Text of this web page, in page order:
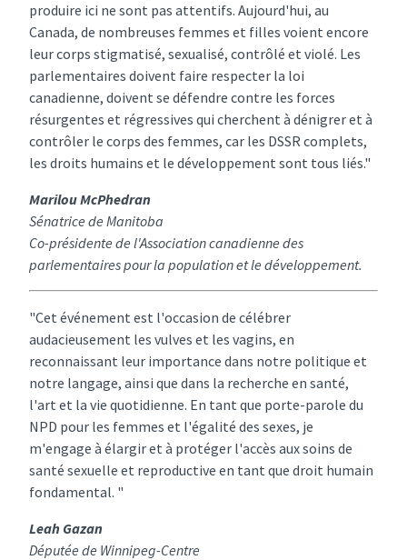
produire ici ne sont pas attentifs. Aujourd'hui, au
Canada, de nombreuses femmes et filles voient encore
leur corps stigmatisé, sexualisé, contrôlé et violé. Les
parlementaires doivent faire respecter la loi
canadienne, doivent se défendre contre les forces
résurgentes et régressives qui cherchent à dénigrer et à
contrôler le corps des femmes, car les DSSR complets,
les droits humains et le développement sont tous liés."
Marilou McPhedran
Sénatrice de Manitoba
Co-présidente de l'Association canadienne des
parlementaires pour la population et le développement.
"Cet événement est l'occasion de célébrer
audacieusement les vulves et les vagins, en
reconnaissant leur importance dans notre politique et
notre langage, ainsi que dans la recherche en santé,
l'art et la vie quotidienne. En tant que porte-parole du
NPD pour les femmes et l'égalité des sexes, je
m'engage à élargir et à protéger l'accès aux soins de
santé sexuelle et reproductive en tant que droit humain
fondamental. "
Leah Gazan
Députée de Winnipeg-Centre